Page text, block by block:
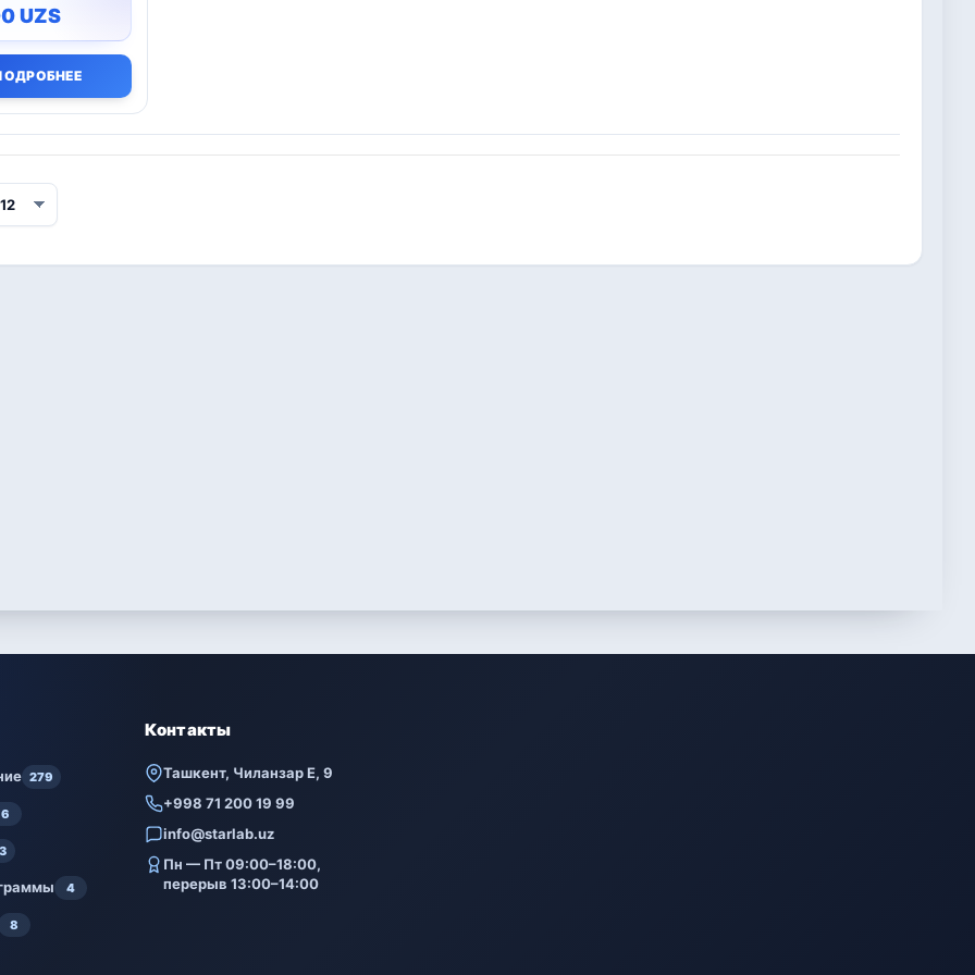
UZS
279
6
4
8
Контакты
Ташкент, Чиланзар Е, 9
+998 71 200 19 99
info@starlab.uz
Пн — Пт 09:00–18:00,
перерыв 13:00–14:00